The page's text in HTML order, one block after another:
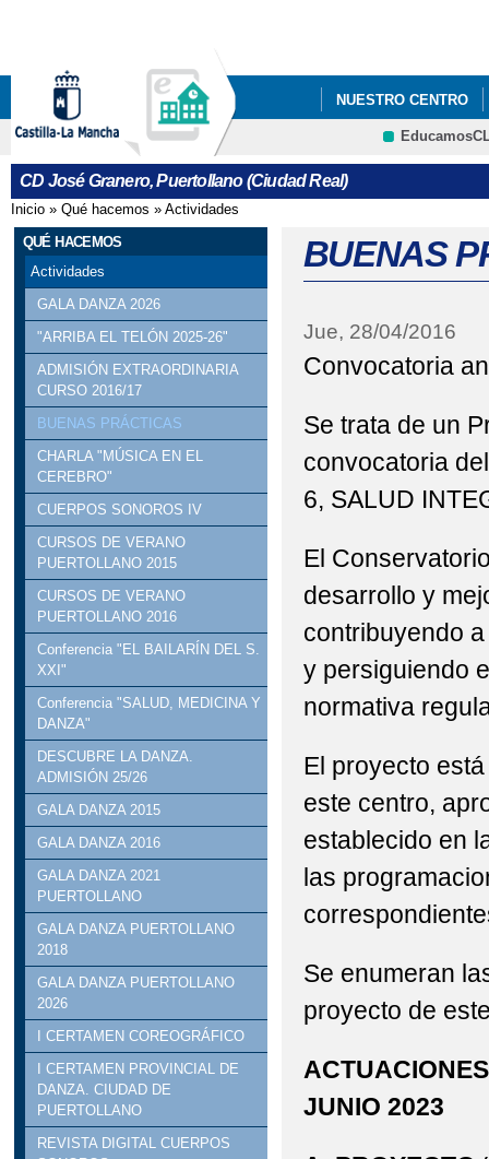
NUESTRO CENTRO
ERASMUS +
CD José Granero, Puertollano (Ciudad Real)
Se encuentra usted aquí
Inicio » Qué hacemos » Actividades
QUÉ HACEMOS
Actividades
GALA DANZA 2026
"ARRIBA EL TELÓN 2025-26"
ADMISIÓN EXTRAORDINARIA
CURSO 2016/17
BUENAS PRÁCTICAS
CHARLA "MÚSICA EN EL
CEREBRO"
CUERPOS SONOROS IV
CURSOS DE VERANO
PUERTOLLANO 2015
CURSOS DE VERANO
PUERTOLLANO 2016
Conferencia "EL BAILARÍN DEL S.
XXI"
Conferencia "SALUD, MEDICINA Y
DANZA"
DESCUBRE LA DANZA.
ADMISIÓN 25/26
GALA DANZA 2015
GALA DANZA 2016
GALA DANZA 2021
PUERTOLLANO
GALA DANZA PUERTOLLANO
2018
GALA DANZA PUERTOLLANO
2026
I CERTAMEN COREOGRÁFICO
I CERTAMEN PROVINCIAL DE
DANZA. CIUDAD DE
PUERTOLLANO
REVISTA DIGITAL CUERPOS
BUENAS
Jue, 28/04/2016
Convocatoria
Se trata de un
convocatoria
6, SALUD
El
desarrollo y
contribuyendo
y persiguiendo
normativa
El proyecto
este centro,
establecido en
las
Se enumeran
proyecto de
JUNIO 2023